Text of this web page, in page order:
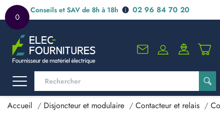
0
Conseils et SAV de 8h à 18h 02 96 84 70 20
Accueil Disjoncteur et modulaire Contacteur et relais